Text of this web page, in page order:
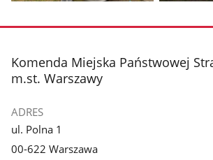
zdjęcie
galerii.
zdjęcie
galerii.
stopka
Komenda Miejska Państwowej
m.st. Warszawy
ADRES
ul. Polna 1
00-622 Warszawa